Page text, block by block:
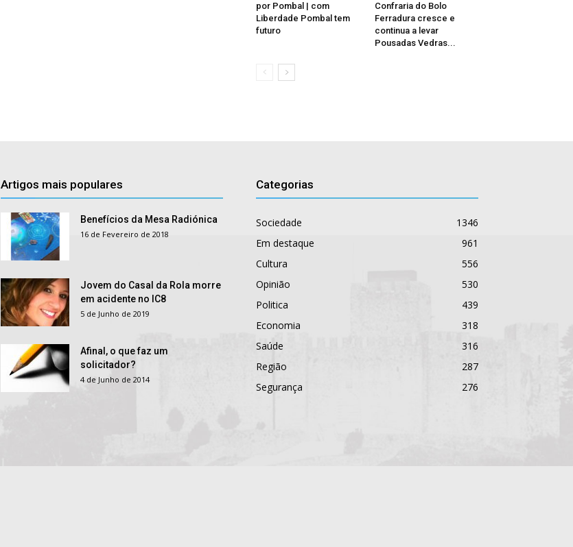
por Pombal | com
Liberdade Pombal tem
futuro
Confraria do Bolo
Ferradura cresce e
continua a levar
Pousadas Vedras...
Artigos mais populares
Benefícios da Mesa Radiónica
16 de Fevereiro de 2018
Jovem do Casal da Rola morre
em acidente no IC8
5 de Junho de 2019
Afinal, o que faz um
solicitador?
4 de Junho de 2014
Categorias
Sociedade
1346
Em destaque
961
Cultura
556
Opinião
530
Politica
439
Economia
318
Saúde
316
Região
287
Segurança
276